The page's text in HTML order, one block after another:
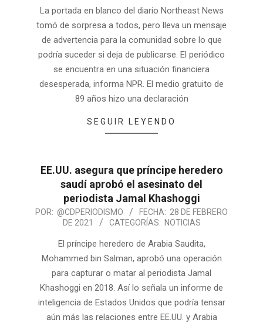
La portada en blanco del diario Northeast News
tomó de sorpresa a todos, pero lleva un mensaje
de advertencia para la comunidad sobre lo que
podría suceder si deja de publicarse. El periódico
se encuentra en una situación financiera
desesperada, informa NPR. El medio gratuito de
89 años hizo una declaración
SEGUIR LEYENDO
EE.UU. asegura que príncipe heredero
saudí aprobó el asesinato del
periodista Jamal Khashoggi
POR: @CDPERIODISMO FECHA: 28 DE FEBRERO
DE 2021
CATEGORÍAS: NOTICIAS
El príncipe heredero de Arabia Saudita,
Mohammed bin Salman, aprobó una operación
para capturar o matar al periodista Jamal
Khashoggi en 2018. Así lo señala un informe de
inteligencia de Estados Unidos que podría tensar
aún más las relaciones entre EE.UU. y Arabia